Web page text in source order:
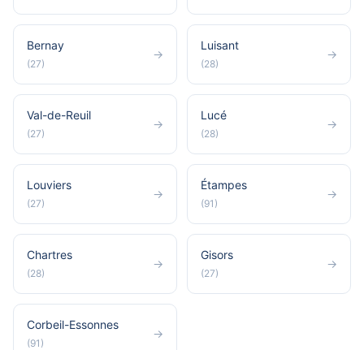
Bernay
(27)
→
Luisant
(28)
→
Val-de-Reuil
(27)
→
Lucé
(28)
→
Louviers
(27)
→
Étampes
(91)
→
Chartres
(28)
→
Gisors
(27)
→
Corbeil-Essonnes
(91)
→